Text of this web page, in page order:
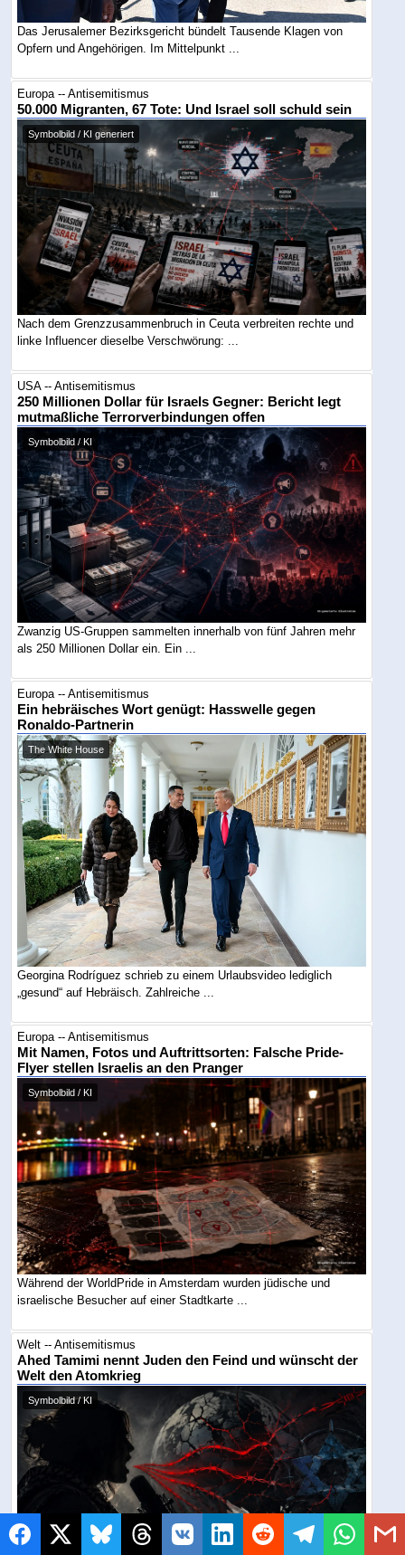
Das Jerusalemer Bezirksgericht bündelt Tausende Klagen von
Opfern und Angehörigen. Im Mittelpunkt ...
Europa -- Antisemitismus
50.000 Migranten, 67 Tote: Und Israel soll schuld sein
Symbolbild / KI generiert
Nach dem Grenzzusammenbruch in Ceuta verbreiten rechte und
linke Influencer dieselbe Verschwörung: ...
USA -- Antisemitismus
250 Millionen Dollar für Israels Gegner: Bericht legt
mutmaßliche Terrorverbindungen offen
Symbolbild / KI
Zwanzig US-Gruppen sammelten innerhalb von fünf Jahren mehr
als 250 Millionen Dollar ein. Ein ...
Europa -- Antisemitismus
Ein hebräisches Wort genügt: Hasswelle gegen
Ronaldo-Partnerin
The White House
Georgina Rodríguez schrieb zu einem Urlaubsvideo lediglich
„gesund“ auf Hebräisch. Zahlreiche ...
Europa -- Antisemitismus
Mit Namen, Fotos und Auftrittsorten: Falsche Pride-
Flyer stellen Israelis an den Pranger
Symbolbild / KI
Während der WorldPride in Amsterdam wurden jüdische und
israelische Besucher auf einer Stadtkarte ...
Welt -- Antisemitismus
Ahed Tamimi nennt Juden den Feind und wünscht der
Welt den Atomkrieg
Symbolbild / KI